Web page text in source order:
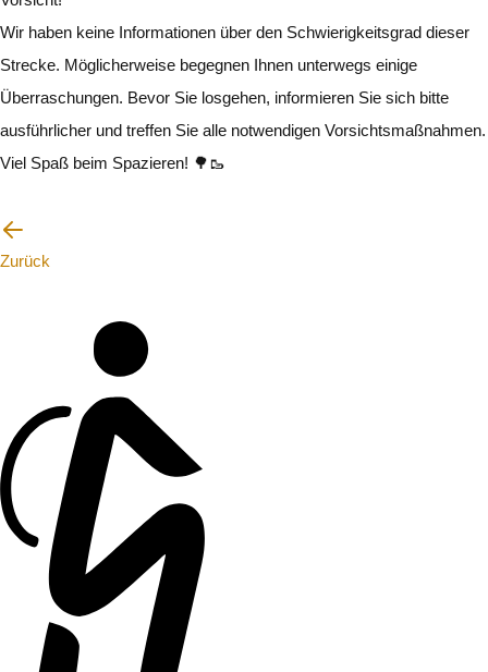
Wir haben keine Informationen über den Schwierigkeitsgrad dieser
Strecke. Möglicherweise begegnen Ihnen unterwegs einige
Überraschungen. Bevor Sie losgehen, informieren Sie sich bitte
ausführlicher und treffen Sie alle notwendigen Vorsichtsmaßnahmen.
Viel Spaß beim Spazieren! 🌳🥾
Zurück